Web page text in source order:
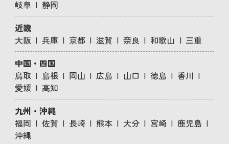
岐阜
静岡
近畿
大阪
兵庫 京都 滋賀 奈良 和歌山
三重
中国・四国
鳥取
島根 岡山 広島 山口 徳島
香川
愛媛
高知
九州・沖縄
福岡
佐賀 長崎 熊本 大分 宮崎
鹿児島
沖縄